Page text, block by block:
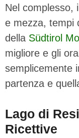
Nel complesso,
e mezza, tempi
della Südtirol
migliore e gli
semplicemente
partenza e
Lago di
Ricettive